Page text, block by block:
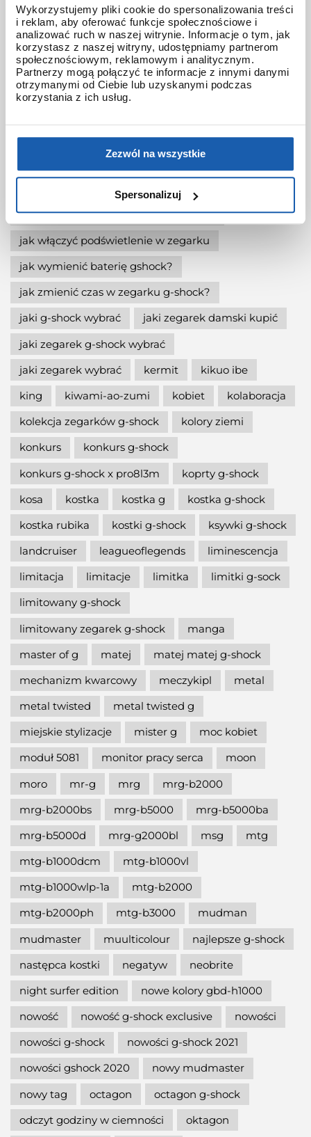
Wykorzystujemy pliki cookie do spersonalizowania treści
i reklam, aby oferować funkcje społecznościowe i
analizować ruch w naszej witrynie. Informacje o tym, jak
korzystasz z naszej witryny, udostępniamy partnerom
społecznościowym, reklamowym i analitycznym.
Partnerzy mogą połączyć te informacje z innymi danymi
otrzymanymi od Ciebie lub uzyskanymi podczas
korzystania z ich usług.
Zezwól na wszystkie
Spersonalizuj
gwf-a1000apf
gwf-b1000rbt
gwg-1000
gwg-2000
gwg-2000tlc
gwg-b1000
gwr-b1000
gwr-b1000hj
hana-basara
hidden talents
honda jet
honey
iluminator g-shock
iluminator w zegarku
jak czyścić g-shocka
jak skrócić bransoletę w g-shock?
jak ustawić zegarek g-shock ga-2100?
jak włączyć podświetlenie w zegarku
jak wymienić baterię gshock?
jak zmienić czas w zegarku g-shock?
jaki g-shock wybrać
jaki zegarek damski kupić
jaki zegarek g-shock wybrać
jaki zegarek wybrać
kermit
kikuo ibe
king
kiwami-ao-zumi kobiet
kolaboracja
kolekcja zegarków g-shock
kolory ziemi
konkurs
konkurs g-shock
konkurs g-shock x pro8l3m
koprty g-shock
kosa
kostka kostka g
kostka g-shock
kostka rubika
kostki g-shock
ksywki g-shock
landcruiser
leagueoflegends
liminescencja
limitacja
limitacje limitka
limitki g-sock
limitowany g-shock
limitowany zegarek g-shock
manga
master of g
matej
matej matej g-shock
mechanizm kwarcowy
meczykipl
metal
metal twisted
metal twisted g
miejskie stylizacje
mister g
moc kobiet
moduł 5081
monitor pracy serca
moon
moro
mr-g mrg
mrg-b2000
mrg-b2000bs
mrg-b5000
mrg-b5000ba
mrg-b5000d
mrg-g2000bl msg
mtg
mtg-b1000dcm
mtg-b1000vl
mtg-b1000wlp-1a
mtg-b2000
mtg-b2000ph
mtg-b3000
mudman
mudmaster
muulticolour
najlepsze g-shock
następca kostki
negatyw
neobrite
night surfer edition
nowe kolory gbd-h1000
nowość
nowość g-shock exclusive
nowości
nowości g-shock
nowości g-shock 2021
nowości gshock 2020
nowy mudmaster
nowy tag
octagon
octagon g-shock
odczyt godziny w ciemności
oktagon